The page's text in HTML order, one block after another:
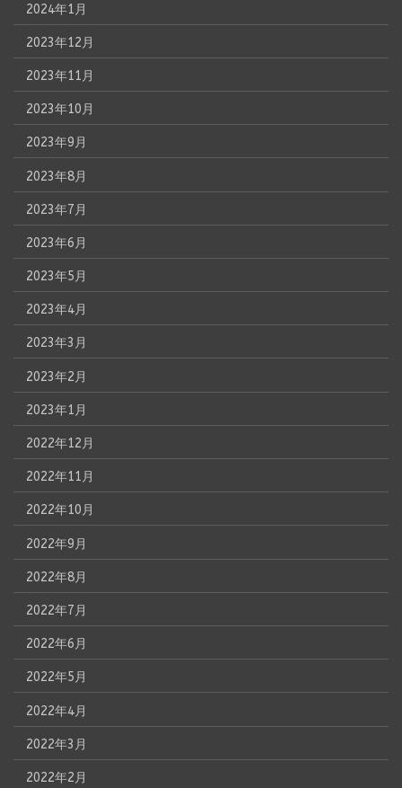
2024年1月
2023年12月
2023年11月
2023年10月
2023年9月
2023年8月
2023年7月
2023年6月
2023年5月
2023年4月
2023年3月
2023年2月
2023年1月
2022年12月
2022年11月
2022年10月
2022年9月
2022年8月
2022年7月
2022年6月
2022年5月
2022年4月
2022年3月
2022年2月